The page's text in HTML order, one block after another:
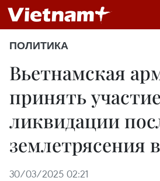
ПОЛИТИКА
Вьетнамская
принять
ликвидации
землетрясения
30/03/2025 02:21